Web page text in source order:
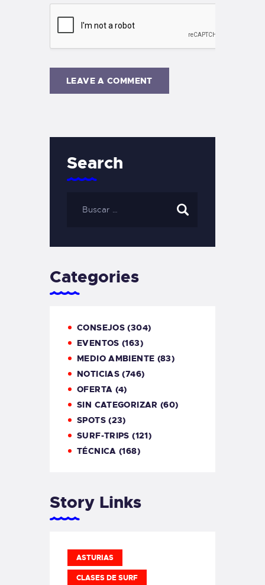
Search
Categories
CONSEJOS (304)
EVENTOS (163)
MEDIO AMBIENTE (83)
NOTICIAS (746)
OFERTA (4)
SIN CATEGORIZAR (60)
SPOTS(23)
SURF-TRIPS (121)
TÉCNICA (168)
Story Links
ASTURIAS
CLASES DE SURF